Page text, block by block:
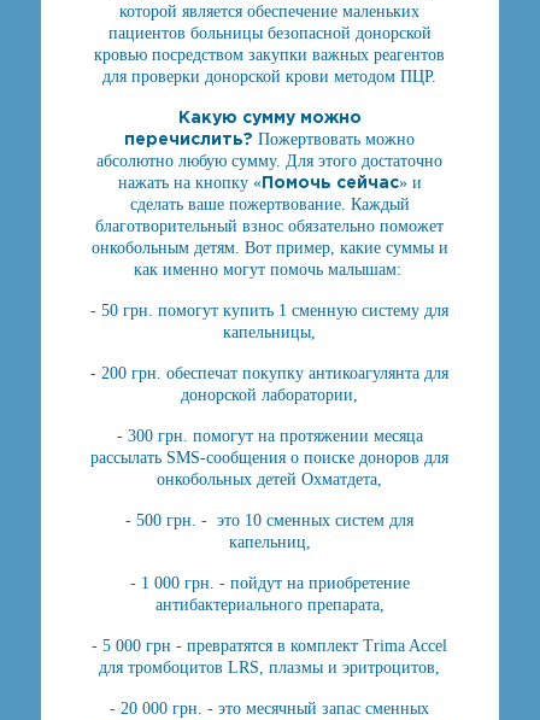
которой является обеспечение маленьких
пациентов больницы безопасной донорской
кровью посредством закупки важных реагентов
для проверки донорской крови методом ПЦР.
Какую сумму можно
перечислить? Пожертвовать можно
абсолютно любую сумму. Для этого достаточно
нажать на кнопку «Помочь сейчас» и
сделать ваше пожертвование. Каждый
благотворительный взнос обязательно поможет
онкобольным детям. Вот пример, какие суммы и
как именно могут помочь малышам:
- 50 грн. помогут купить 1 сменную систему для
капельницы,
- 200 грн. обеспечат покупку антикоагулянта для
донорской лаборатории,
- 300 грн. помогут на протяжении месяца
рассылать SMS-сообщения о поиске доноров для
онкобольных детей Охматдета,
- 500 грн. - это 10 сменных систем для
капельниц,
- 1 000 грн. - пойдут на приобретение
антибактериального препарата,
- 5 000 грн - превратятся в комплект Trima Accel
для тромбоцитов LRS, плазмы и эритроцитов,
- 20 000 грн. - это месячный запас сменных